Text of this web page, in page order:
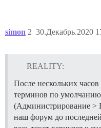
simon 30.Декабрь.2020
2
REALITY:
После нескольких
терминов по
(Администрирование >
наш форум до